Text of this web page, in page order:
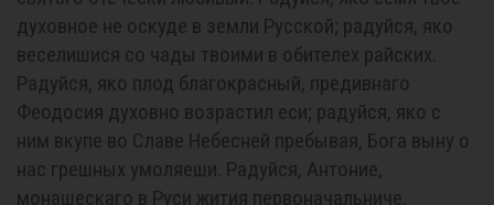
духовное не оскуде в земли Русской; радуйся, яко
веселишися со чады твоими в обителех райских.
Радуйся, яко плод благокрасный, предивнаго
Феодосия духовно возрастил еси; радуйся, яко с
ним вкупе во Славе Небесней пребывая, Бога выну о
нас грешных умоляеши. Радуйся, Антоние,
монашескаго в Руси жития первоначальниче.